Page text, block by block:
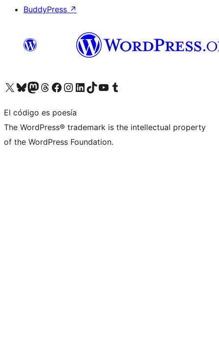
BuddyPress ↗
Visita nuestra cuenta de X (anteriormente Twitter)
Visita nuestra cuenta de Bluesky
Visita nuestra cuenta de Mastodon
Visita nuestra cuenta de Threads
Visita nuestra página de Facebook
Visita nuestra cuenta de Instagram
Visita nuestra cuenta de LinkedIn
Visita nuestra cuenta de TikTok
Visita nuestro canal de YouTube
Visita nuestra cuenta de Tumblr
El código es poesía
The WordPress® trademark is the intellectual property
of the WordPress Foundation.